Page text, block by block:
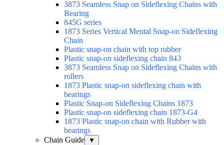
3873 Seamless Snap on Sideflexing Chains with
Bearing
845G series
1873 Series Vertical Mental Snap-on Sideflexing
Chain
Plastic snap-on chain with top rubber
Plastic snap-on sideflexing chain 843
3873 Seamless Snap on Sideflexing Chains with
rollers
1873 Plastic snap-on sideflexing chain with
bearings
Plastic Snap-on Sideflexing Chains 1873
Plastic snap-on sideflexing chain 1873-G4
1873 Plastic snap-on chain with Rubber with
bearings
Chain Guide
▼